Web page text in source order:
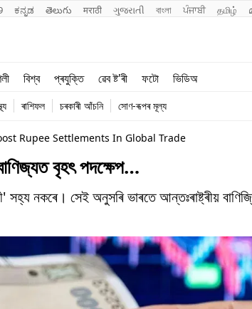
ಕನ್ನಡ తెలుగు मराठी ગુજરાતી বাংলা ਪੰਜਾਬੀ தமிழ்
বিশ্ব প্ৰযুক্তি ৱেব ষ্ট'ৰী ফটো ভিডিঅ
খেল
জীৱনশৈলী
ৰাশিফল চৰকাৰী আঁচনি সোণ-ৰূপৰ মূল্য
Rupee Settlements In Global Trade
বৃহৎ পদক্ষেপ…
সহ্য নকৰে। সেই অনুসৰি ভাৰতে আন্তঃৰাষ্ট্ৰীয়